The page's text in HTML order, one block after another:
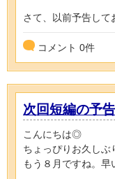
さて、以前予告して
コメント 0件
次回短編の予告
こんにちは◎
ちょっぴりお久しぶ
もう８月ですね。早